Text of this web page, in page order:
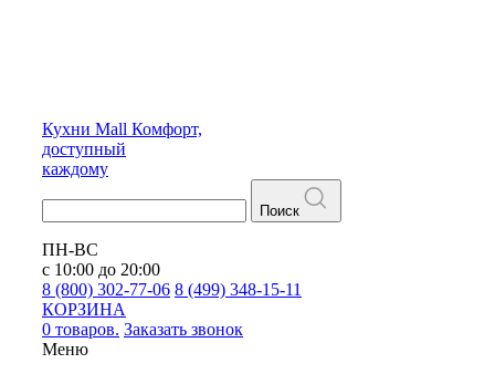
Кухни Mall Комфорт,
доступный
каждому
Поиск
ПН-ВС
с 10:00 до 20:00
8 (800) 302-77-06 8 (499) 348-15-11
КОРЗИНА
0 товаров. Заказать звонок
Меню